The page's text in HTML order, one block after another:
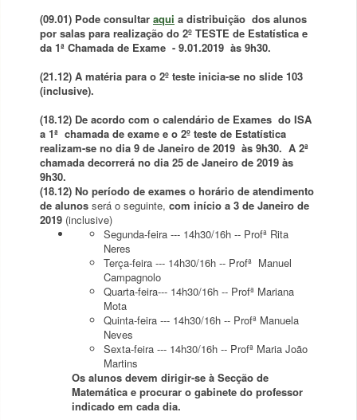
(09.01) Pode consultar aqui a distribuição dos alunos
por salas para realização do 2º TESTE de Estatística e
da 1ª Chamada de Exame - 9.01.2019 às 9h30.
(21.12) A matéria para o 2º teste inicia-se no slide 103
(inclusive).
(18.12) De acordo com o calendário de Exames do ISA
a 1ª chamada de exame e o 2º teste de Estatística
realizam-se no dia 9 de Janeiro de 2019 às 9h30. A 2ª
chamada decorrerá no dia 25 de Janeiro de 2019 às
9h30.
(18.12) No período de exames o horário de atendimento
de alunos será o seguinte, com início a 3 de Janeiro de
2019 (inclusive)
Segunda-feira --- 14h30/16h -- Profª Rita
Neres
Terça-feira --- 14h30/16h -- Profª Manuel
Campagnolo
Quarta-feira--- 14h30/16h -- Profª Mariana
Mota
Quinta-feira --- 14h30/16h -- Profª Manuela
Neves
Sexta-feira --- 14h30/16h -- Profª Maria João
Martins
Os alunos devem dirigir-se à Secção de
Matemática e procurar o gabinete do professor
indicado em cada dia.